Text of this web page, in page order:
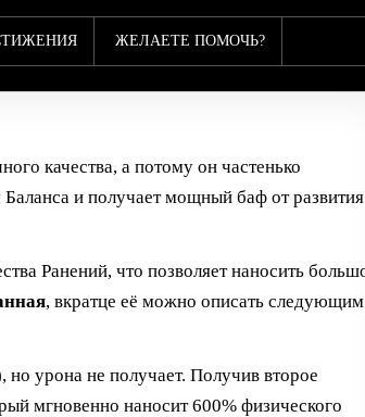
ЖЕЛАЕТЕ ПОМОЧЬ?
качества, а потому он частенько
и получает мощный баф от развития
Ранений, что позволяет наносить
, вкратце её можно описать следующим
урона не получает. Получив второе
мгновенно наносит 600% физического